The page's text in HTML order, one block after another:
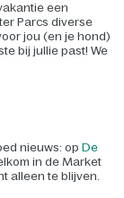
een
Parcs diverse
jou (en je hond)
bij jullie past! We
nieuws: op De
in de Market
alleen te blijven.